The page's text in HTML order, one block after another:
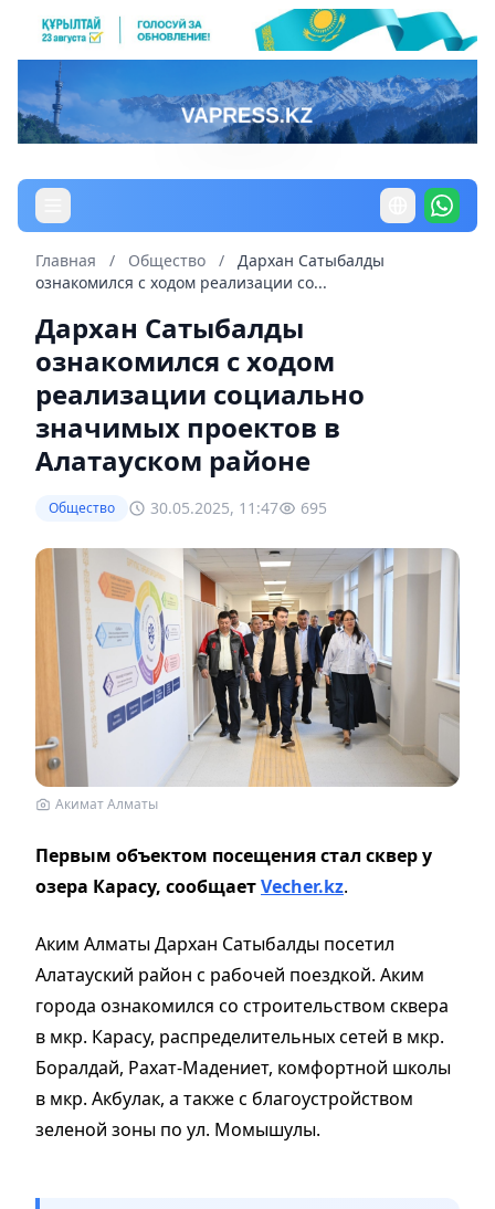
Главная / Общество /
Дархан Сатыбалды
ознакомился с ходом реализации со...
Дархан Сатыбалды
ознакомился с ходом
реализации социально
значимых проектов в
Алатауском районе
Общество 30.05.2025, 11:47 695
Акимат Алматы
Первым объектом посещения стал сквер у
озера Карасу, сообщаетVecher.kz.
Аким Алматы Дархан Сатыбалды посетил
Алатауский район с рабочей поездкой. Аким
города ознакомился со строительством сквера
в мкр. Карасу, распределительных сетей в мкр.
Боралдай, Рахат-Мадениет, комфортной школы
в мкр. Акбулак, а также с благоустройством
зеленой зоны по ул. Момышулы.